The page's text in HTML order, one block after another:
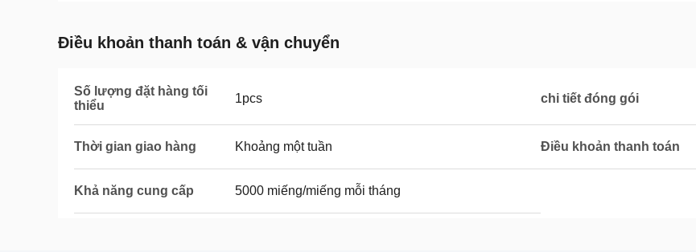
Điều khoản thanh toán & vận chuyển
Số lượng đặt hàng tối
thiểu
1pcs chi tiết đóng gói
Thời gian giao hàng Khoảng một tuần Điều khoản thanh toán
Khả năng cung cấp 5000 miếng/miếng mỗi tháng